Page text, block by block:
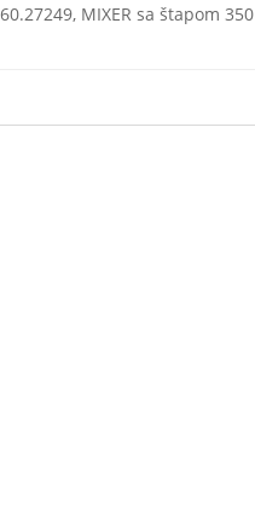
60.27249, MIXER sa štapom 350